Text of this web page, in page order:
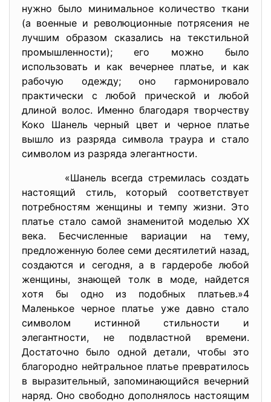
нужно было минимальное количество ткани
(а военные и революционные потрясения не
лучшим образом сказались на текстильной
промышленности); его можно было
использовать и как вечернее платье, и как
рабочую одежду; оно гармонировало
практически с любой прической и любой
длиной волос. Именно благодаря творчеству
Коко Шанель черный цвет и черное платье
вышло из разряда символа траура и стало
символом из разряда элегантности.
«Шанель всегда стремилась создать
настоящий стиль, который соответствует
потребностям женщины и темпу жизни. Это
платье стало самой знаменитой моделью XX
века. Бесчисленные вариации на тему,
предложенную более семи десятилетий назад,
создаются и сегодня, а в гардеробе любой
женщины, знающей толк в моде, найдется
хотя бы одно из подобных платьев.»4
Маленькое черное платье уже давно стало
символом истинной стильности и
элегантности, не подвластной времени.
Достаточно было одной детали, чтобы это
благородно нейтральное платье превратилось
в выразительный, запоминающийся вечерний
наряд. Оно свободно дополнялось настоящим